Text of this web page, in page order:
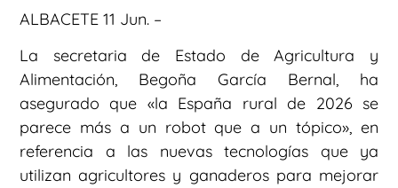
ALBACETE 11 Jun. –
La secretaria de Estado de Agricultura y
Alimentación, Begoña García Bernal, ha
asegurado que «la España rural de 2026 se
parece más a un robot que a un tópico», en
referencia a las nuevas tecnologías que ya
utilizan agricultores y ganaderos para mejorar